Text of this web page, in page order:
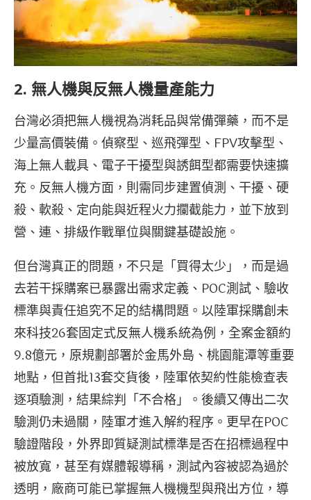
2. 無人機與反無人機量產能力
台灣必須把無人機視為消耗品與常備彈藥，而不是
少量高價裝備。偵察型、巡飛彈型、FPV攻擊型、
海上無人載具、電子干擾型與誘餌型都需要快速擴
充。反無人機方面，則需同步建置偵測、干擾、硬
殺、軟殺、定向能與近程火力攔截能力，並下放到
營、連、排級作戰單位與關鍵基礎設施。
但台灣真正的問題，不只是「買得太少」，而是過
去若干採購案已暴露出需求定義、POC測試、驗收
標準與責任追究不足的結構問題。以陸軍採購創未
來科技26套固定式反無人機系統為例，全案金額約
9.8億元，原規劃部署於金馬外島、桃園龍潭等重要
地點，但首批13套交貨後，陸軍依契約性能檢查表
逐項驗測，結果綜判「不合格」。後續又傳出二次
驗測仍未過關，陸軍才進入解約程序。更早在POC
驗證階段，外界即質疑測試標準是否在招標過程中
被放寬，甚至有媒體報導稱，測試內容被認為過於
透明，廠商可能已掌握無人機機型與飛出方位，導